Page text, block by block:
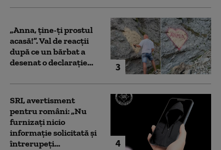
3
„Anna, ţine-ţi prostul
acasă!”. Val de reacții
după ce un bărbat a
desenat o declarație...
4
SRI, avertisment
pentru români: „Nu
furnizați nicio
informație solicitată și
întrerupeți...